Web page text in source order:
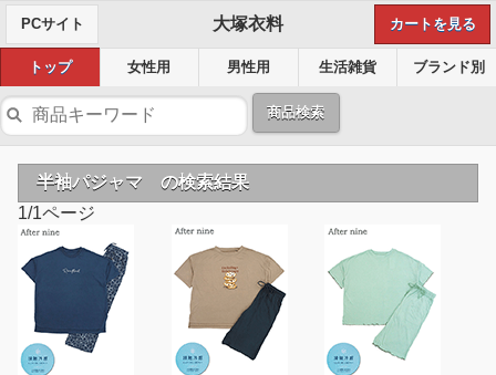
PCサイト 大塚衣料 カートを見る
トップ 女性用 男性用 生活雑貨 ブランド別
商品検索
半袖パジャマ の検索結果
1/1ページ